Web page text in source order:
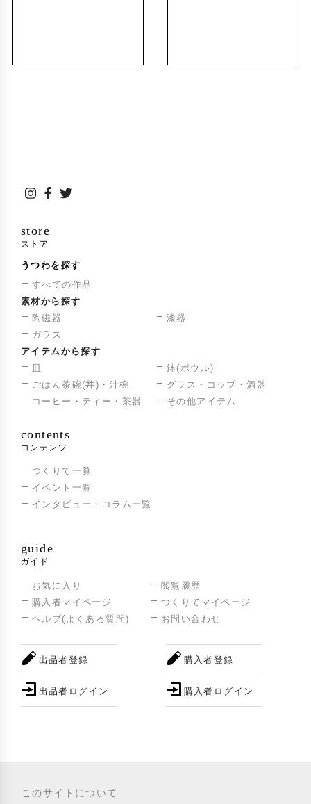
store
ストア
うつわを探す
すべての作品
素材から探す
陶磁器
漆器
ガラス
アイテムから探す
皿
鉢(ボウル)
ごはん茶碗(丼)・汁椀
グラス・コップ・酒器
コーヒー・ティー・茶器
その他アイテム
contents
コンテンツ
つくりて一覧
イベント一覧
インタビュー・コラム一覧
guide
ガイド
お気に入り
閲覧履歴
購入者マイページ
つくりてマイページ
ヘルプ(よくある質問)
お問い合わせ
出品者登録
出品者ログイン
購入者登録
購入者ログイン
このサイトについて